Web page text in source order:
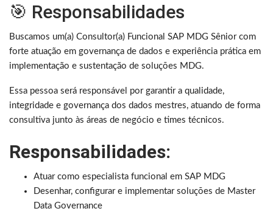
🎯 Responsabilidades
Buscamos um(a) Consultor(a) Funcional SAP MDG Sênior com
forte atuação em governança de dados e experiência prática em
implementação e sustentação de soluções MDG.
Essa pessoa será responsável por garantir a qualidade,
integridade e governança dos dados mestres, atuando de forma
consultiva junto às áreas de negócio e times técnicos.
Responsabilidades:
Atuar como especialista funcional em SAP MDG
Desenhar, configurar e implementar soluções de Master
Data Governance